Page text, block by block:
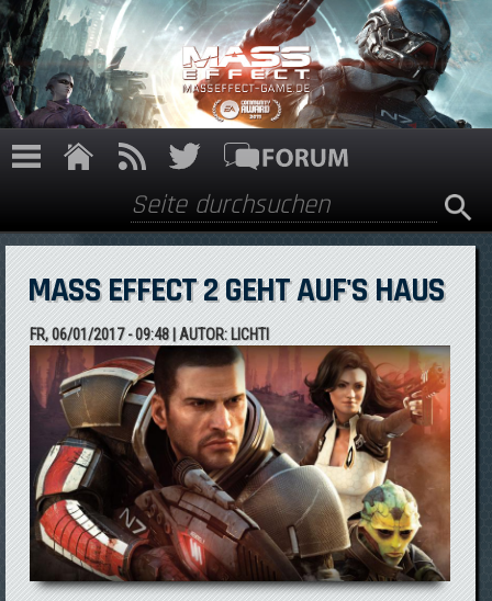
Direkt zum Inhalt
Suchformular
Suche
MASS EFFECT 2 GEHT AUF'S HAUS
FR, 06/01/2017 - 09:48| AUTOR:LICHTI